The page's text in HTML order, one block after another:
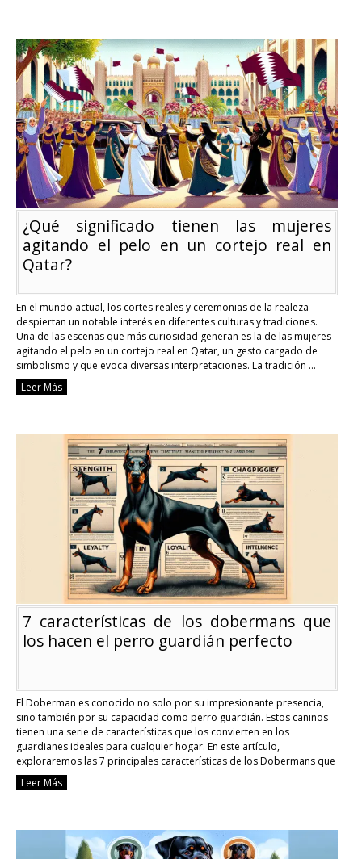
necesitás
saber
sobre
las
sierras
para
cortar
hormigón
¿Qué significado tienen las mujeres
agitando el pelo en un cortejo real en
Qatar?
En el mundo actual, los cortes reales y ceremonias de la realeza
despiertan un notable interés en diferentes culturas y tradiciones.
Una de las escenas que más curiosidad generan es la de las mujeres
agitando el pelo en un cortejo real en Qatar, un gesto cargado de
simbolismo y que evoca diversas interpretaciones. La tradición …
Continue reading
mujeres
agitando
el
pelo
en
un
cortejo
real
en
Qatar?
Leer Más
7 características de los dobermans que
los hacen el perro guardián perfecto
El Doberman es conocido no solo por su impresionante presencia,
sino también por su capacidad como perro guardián. Estos caninos
tienen una serie de características que los convierten en los
guardianes ideales para cualquier hogar. En este artículo,
exploraremos las 7 principales características de los Dobermans que
los hacen ser considerados como el perro guardián …
reading
los
dobermans
Leer Más